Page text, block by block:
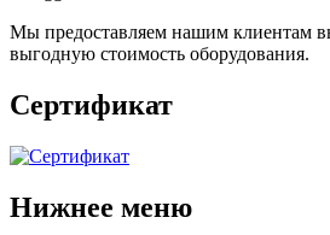
Мы предоставляем нашим клиентам
выгодную стоимость оборудования.
Сертификат
Нижнее меню